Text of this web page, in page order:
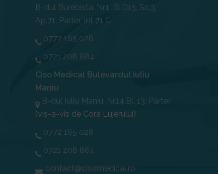
B-dul Burebista, Nr.1, Bl.D15, Sc.3,
Ap.71, Parter, Int 71 C
0772 165 028
0721 208 884
Ciso Medical Bulevardul Iuliu
Maniu
B-dul Iuliu Maniu, Nr.14,Bl. 13, Parter
(vis-a-vis de Cora Lujerului)
0772 165 028
0721 208 884
contact@cisomedical.ro